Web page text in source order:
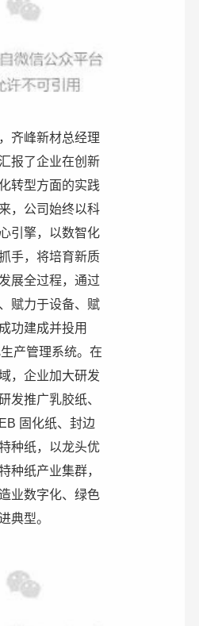
齐峰新材总经理
报了企业在创新
转型方面的实践
，公司始终以科
引擎，以数智化
手，将培育新质
展全过程，通过
赋力于设备、赋
功建成并投用
产管理系统。在
，企业加大研发
发推广乳胶纸、
固化纸、封边
种纸，以龙头优
种纸产业集群，
业数字化、绿色
典型。